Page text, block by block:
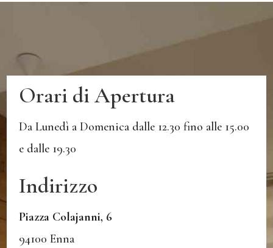
Orari di Apertura
Da Lunedì a Domenica dalle 12.30 fino alle 15.00
e dalle 19.30
Indirizzo
Piazza Colajanni, 6
94100 Enna